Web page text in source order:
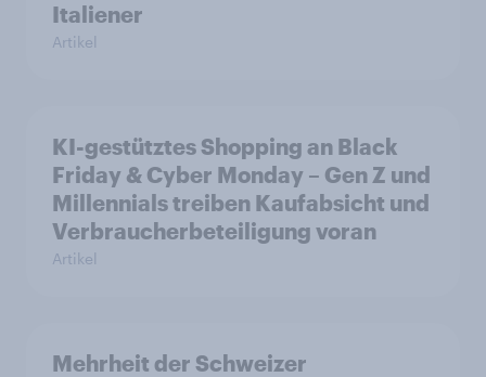
Italiener
Artikel
KI-gestütztes Shopping an Black
Friday & Cyber Monday – Gen Z und
Millennials treiben Kaufabsicht und
Verbraucherbeteiligung voran
Artikel
Mehrheit der Schweizer